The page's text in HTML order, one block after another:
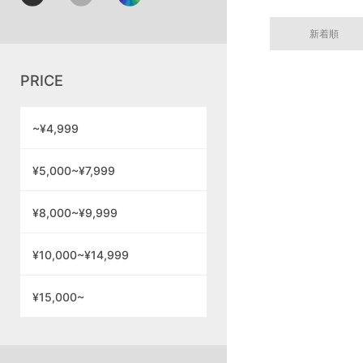
PRICE
~¥4,999
¥5,000~¥7,999
¥8,000~¥9,999
¥10,000~¥14,999
¥15,000~
新着順